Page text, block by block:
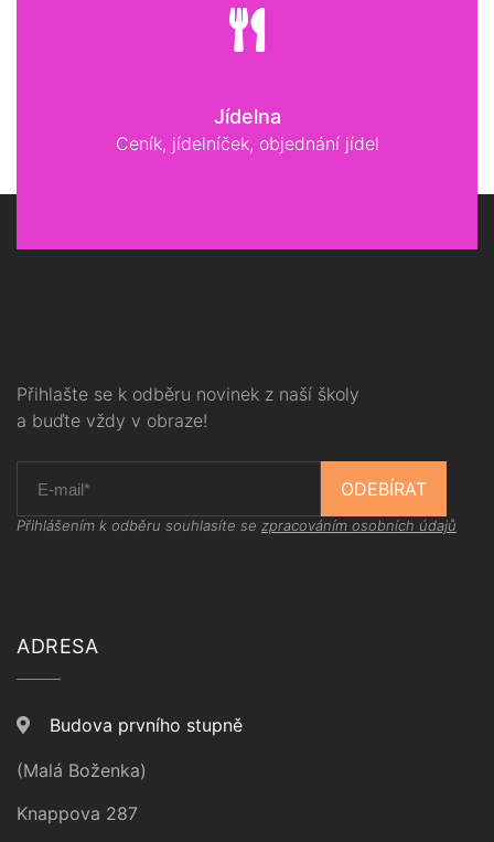
Jídelna
Ceník, jídelníček, objednání jídel
Přihlašte se k odběru novinek z naší školy
a buďte vždy v obraze!
ODEBÍRAT
Přihlášením k odběru souhlasíte se zpracováním osobních údajů
ADRESA
Budova prvního stupně
(Malá Boženka)
Knappova 287